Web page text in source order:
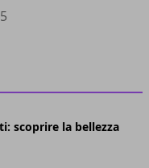
scoprire la bellezza